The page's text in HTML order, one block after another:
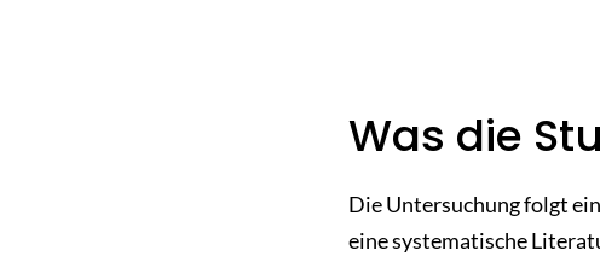
Was die
Die Untersuchung folgt
eine systematische